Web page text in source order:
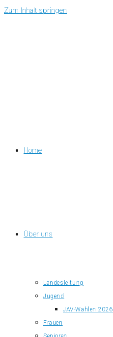
Zum Inhalt springen
Home
Über uns
Landesleitung
Jugend
JAV-Wahlen 2026
Frauen